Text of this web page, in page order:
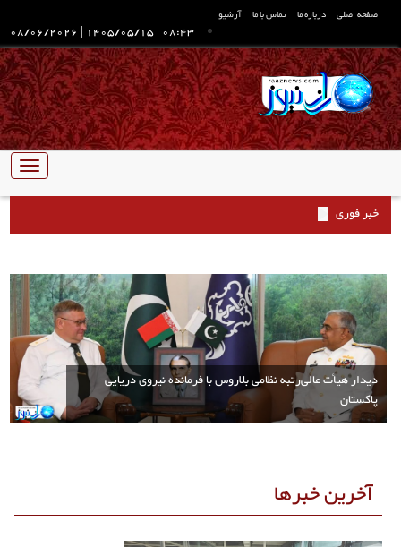
صفحه اصلی درباره ما تماس با ما آرشیو
08:43
|
1405/05/15
|
08/06/2026
تبدیل
ناوبری
خبر فوری
دیدار هیأت عالی‌رتبه نظامی بلاروس با فرمانده نیروی دریایی
پاکستان
آخرین خبرها